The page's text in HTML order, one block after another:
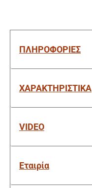
ΠΛΗΡΟΦΟΡΙΕΣ
ΧΑΡΑΚΤΗΡΙΣΤΙΚΑ
VIDEO
Εταιρία